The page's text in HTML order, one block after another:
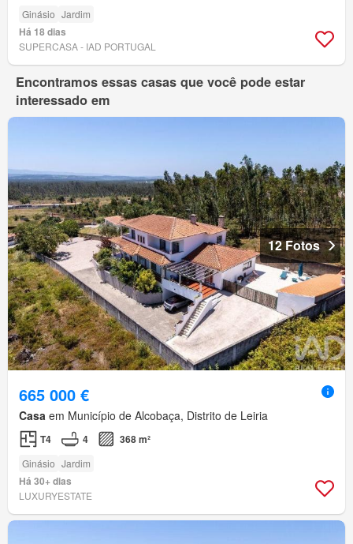
Ginásio Jardim
Há 18 dias
SUPERCASA - IAD PORTUGAL
Encontramos essas casas que você pode estar
interessado em
12 Fotos
665 000 €
Casa em Município de Alcobaça, Distrito de Leiria
T4 4 368 m²
Ginásio Jardim
Há 30+ dias
LUXURYESTATE